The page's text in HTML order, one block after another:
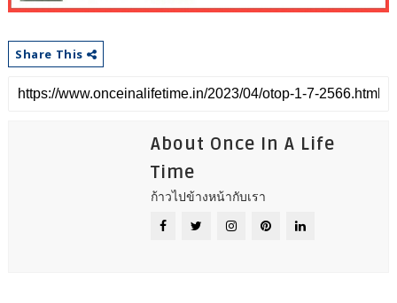
Share This
About Once In A Life
Time
ก้าวไปข้างหน้ากับเรา